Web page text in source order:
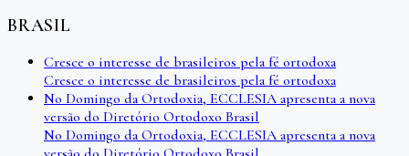
BRASIL
Cresce o interesse de brasileiros pela fé ortodoxa
Cresce o interesse de brasileiros pela fé ortodoxa
No Domingo da Ortodoxia, ECCLESIA apresenta a nova
versão do Diretório Ortodoxo Brasil
No Domingo da Ortodoxia, ECCLESIA apresenta a nova